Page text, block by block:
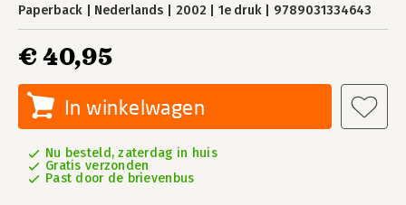
Paperback Nederlands 2002 1e druk 9789031334643
€ 40,95
In winkelwagen
Nu besteld, zaterdag in huis
Gratis verzonden
Past door de brievenbus